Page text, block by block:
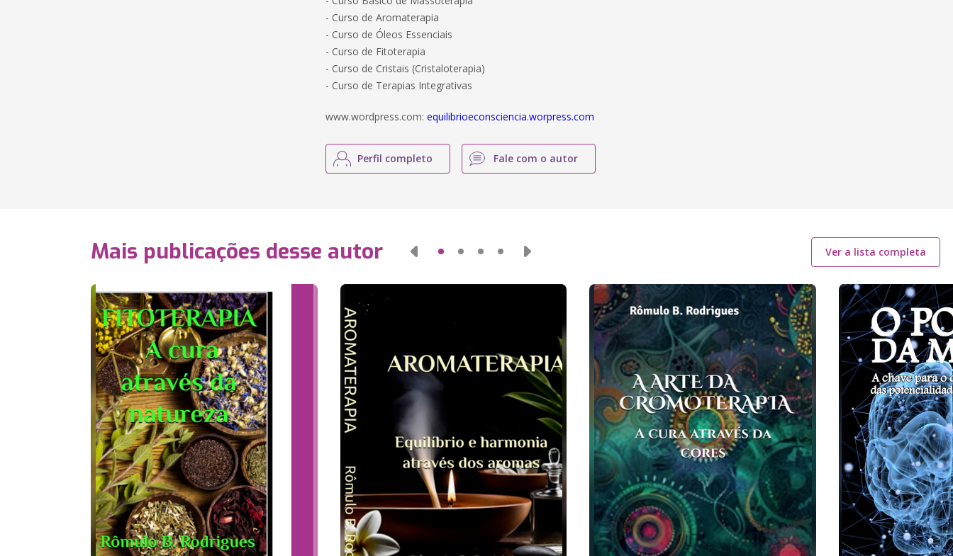
- Curso de Aromaterapia
- Curso de Óleos Essenciais
- Curso de Fitoterapia
- Curso de Cristais (Cristaloterapia)
- Curso de Terapias Integrativas
www.wordpress.com:equilibrioeconsciencia.worpress.com
Perfil completo Fale com o autor
Mais publicações desse autor Ver a lista completa